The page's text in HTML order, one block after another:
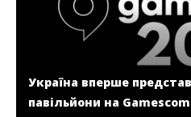
Україна вперше
павільйони на Gamescom